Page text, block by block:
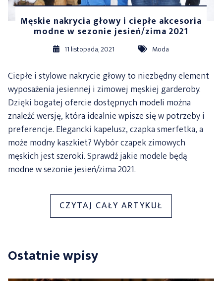
Męskie nakrycia głowy i ciepłe akcesoria
modne w sezonie jesień/zima 2021
11 listopada, 2021 Moda
Ciepłe i stylowe nakrycie głowy to niezbędny element
wyposażenia jesiennej i zimowej męskiej garderoby.
Dzięki bogatej ofercie dostępnych modeli można
znaleźć wersję, która idealnie wpisze się w potrzeby i
preferencje. Elegancki kapelusz, czapka smerfetka, a
może modny kaszkiet? Wybór czapek zimowych
męskich jest szeroki. Sprawdź jakie modele będą
modne w sezonie jesień/zima 2021.
CZYTAJ CAŁY ARTYKUŁ
NAKRYCIA
Ostatnie wpisy